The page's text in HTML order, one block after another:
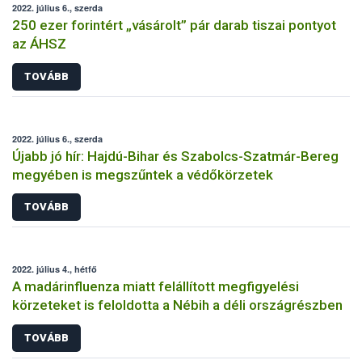
2022. július 6., szerda
250 ezer forintért „vásárolt” pár darab tiszai pontyot
az ÁHSZ
TOVÁBB
2022. július 6., szerda
Újabb jó hír: Hajdú-Bihar és Szabolcs-Szatmár-Bereg
megyében is megszűntek a védőkörzetek
TOVÁBB
2022. július 4., hétfő
A madárinfluenza miatt felállított megfigyelési
körzeteket is feloldotta a Nébih a déli országrészben
TOVÁBB